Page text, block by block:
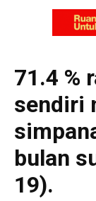
71.4 %
sendiri
bulan
19).